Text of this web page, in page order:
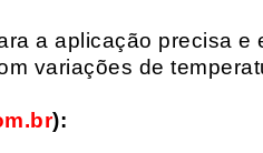
a aplicação precisa e
variações de
):